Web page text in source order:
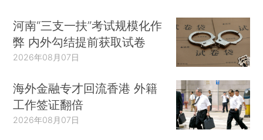
河南“三支一扶”考试规模化作
弊 内外勾结提前获取试卷
2026年08月07日
海外金融专才回流香港 外籍
工作签证翻倍
2026年08月07日